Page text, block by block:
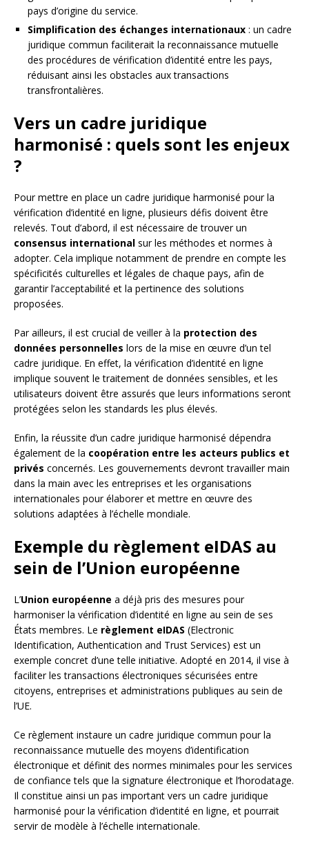
pays d’origine du service.
Simplification des échanges internationaux : un cadre
juridique commun faciliterait la reconnaissance mutuelle
des procédures de vérification d’identité entre les pays,
réduisant ainsi les obstacles aux transactions
transfrontalières.
Vers un cadre juridique
harmonisé : quels sont les enjeux
?
Pour mettre en place un cadre juridique harmonisé pour la
vérification d’identité en ligne, plusieurs défis doivent être
relevés. Tout d’abord, il est nécessaire de trouver un
consensus international sur les méthodes et normes à
adopter. Cela implique notamment de prendre en compte les
spécificités culturelles et légales de chaque pays, afin de
garantir l’acceptabilité et la pertinence des solutions
proposées.
Par ailleurs, il est crucial de veiller à la protection des
données personnelles lors de la mise en œuvre d’un tel
cadre juridique. En effet, la vérification d’identité en ligne
implique souvent le traitement de données sensibles, et les
utilisateurs doivent être assurés que leurs informations seront
protégées selon les standards les plus élevés.
Enfin, la réussite d’un cadre juridique harmonisé dépendra
également de la coopération entre les acteurs publics et
privés concernés. Les gouvernements devront travailler main
dans la main avec les entreprises et les organisations
internationales pour élaborer et mettre en œuvre des
solutions adaptées à l’échelle mondiale.
Exemple du règlement eIDAS au
sein de l’Union européenne
L’Union européenne a déjà pris des mesures pour
harmoniser la vérification d’identité en ligne au sein de ses
États membres. Le règlement eIDAS (Electronic
Identification, Authentication and Trust Services) est un
exemple concret d’une telle initiative. Adopté en 2014, il vise à
faciliter les transactions électroniques sécurisées entre
citoyens, entreprises et administrations publiques au sein de
l’UE.
Ce règlement instaure un cadre juridique commun pour la
reconnaissance mutuelle des moyens d’identification
électronique et définit des normes minimales pour les services
de confiance tels que la signature électronique et l’horodatage.
Il constitue ainsi un pas important vers un cadre juridique
harmonisé pour la vérification d’identité en ligne, et pourrait
servir de modèle à l’échelle internationale.